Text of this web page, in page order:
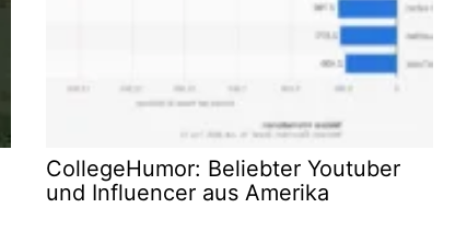
CollegeHumor: Beliebter Youtuber
und Influencer aus Amerika